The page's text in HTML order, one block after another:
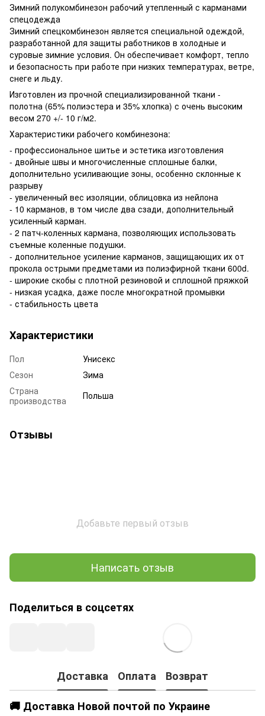
Зимний полукомбинезон рабочий утепленный с карманами
спецодежда
Зимний спецкомбинезон является специальной одеждой,
разработанной для защиты работников в холодные и
суровые зимние условия. Он обеспечивает комфорт, тепло
и безопасность при работе при низких температурах, ветре,
снеге и льду.
Изготовлен из прочной специализированной ткани -
полотна (65% полиэстера и 35% хлопка) с очень высоким
весом 270 +/- 10 г/м2.
Характеристики рабочего комбинезона:
- профессиональное шитье и эстетика изготовления
- двойные швы и многочисленные сплошные балки,
дополнительно усиливающие зоны, особенно склонные к
разрыву
- увеличенный вес изоляции, облицовка из нейлона
- 10 карманов, в том числе два сзади, дополнительный
усиленный карман.
- 2 патч-коленных кармана, позволяющих использовать
съемные коленные подушки.
- дополнительное усиление карманов, защищающих их от
прокола острыми предметами из полиэфирной ткани 600d.
- широкие скобы с плотной резиновой и сплошной пряжкой
- низкая усадка, даже после многократной промывки
- стабильность цвета
Характеристики
Пол
Унисекс
Сезон
Зима
Страна
производства
Польша
Отзывы
Добавьте первый отзыв
Написать отзыв
Поделиться в соцсетях
Доставка Оплата
Возврат
🚚 Доставка Новой почтой по Украине